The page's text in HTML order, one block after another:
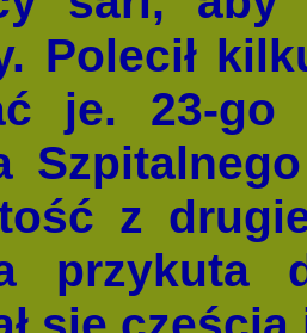
Polecił
je. 23-go
z
przykuta